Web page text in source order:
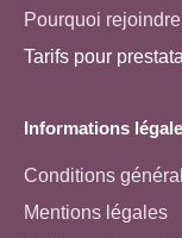
Pourquoi
Tarifs pour
Informations
Conditions
Mentions légales